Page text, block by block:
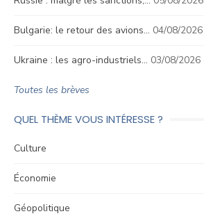
Bulgarie: le retour des avions… 04/08/2026
Ukraine : les agro-industriels… 03/08/2026
Toutes les brèves
QUEL THÈME VOUS INTÉRESSE ?
Culture
Économie
Géopolitique